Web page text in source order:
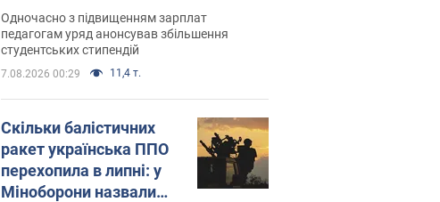
Одночасно з підвищенням зарплат
педагогам уряд анонсував збільшення
студентських стипендій
7.08.2026 00:29 11,4 т.
Скільки балістичних
ракет українська ППО
перехопила в липні: у
Міноборони назвали